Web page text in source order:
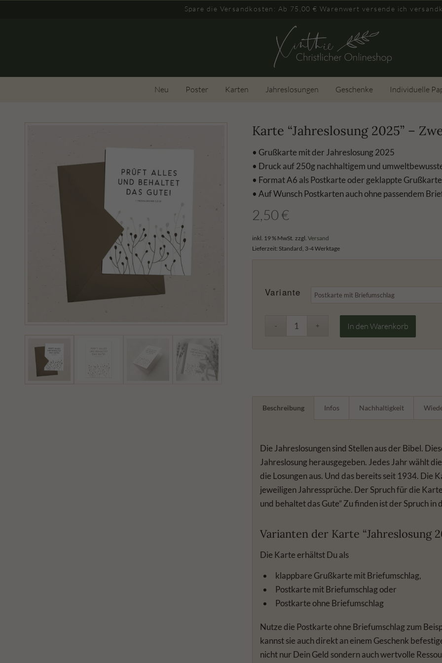
Spare die Versandkosten: Ab 75,00 € Warenwert versende ich
Neu Poster Karten Jahreslosungen Geschenke Individuelle
Karte “Jahreslosung 2025” –
• Grußkarte mit der Jahreslosung 2025
• Druck auf 250g nachhaltigem und
• Format A6 als Postkarte oder geklappte Grußkarte
• Auf Wunsch Postkarten auch ohne passendem
2,50€
inkl. 19 % MwSt. zzgl. Versand
Lieferzeit: Standard, 3-4 Werktage
Variante
In den Warenkorb
Beschreibung Infos Nachhaltigkeit
Die Jahreslosungen sind Stellen aus der Bibel.
Jahreslosung herausgegeben. Jedes Jahr wählt
die Losungen aus. Und das bereits seit 1934. Die
jeweiligen Jahressprüche. Der Spruch für die
und behaltet das Gute” Zu finden ist der Spruch
Varianten der Karte “Jahreslosung
Die Karte erhältst Du als
klappbare Grußkarte mit Briefumschlag,
Postkarte mit Briefumschlag oder
Postkarte ohne Briefumschlag
Nutze die Postkarte ohne Briefumschlag zum
kannst sie auch direkt an einem Geschenk
nicht nur Dein Geld sondern auch wertvolle